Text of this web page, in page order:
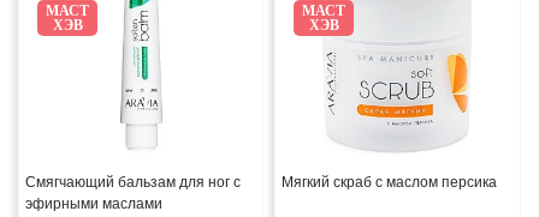
МАСТ
ХЭВ
Смягчающий бальзам для ног с
эфирными маслами
МАСТ
ХЭВ
Мягкий скраб с маслом персика